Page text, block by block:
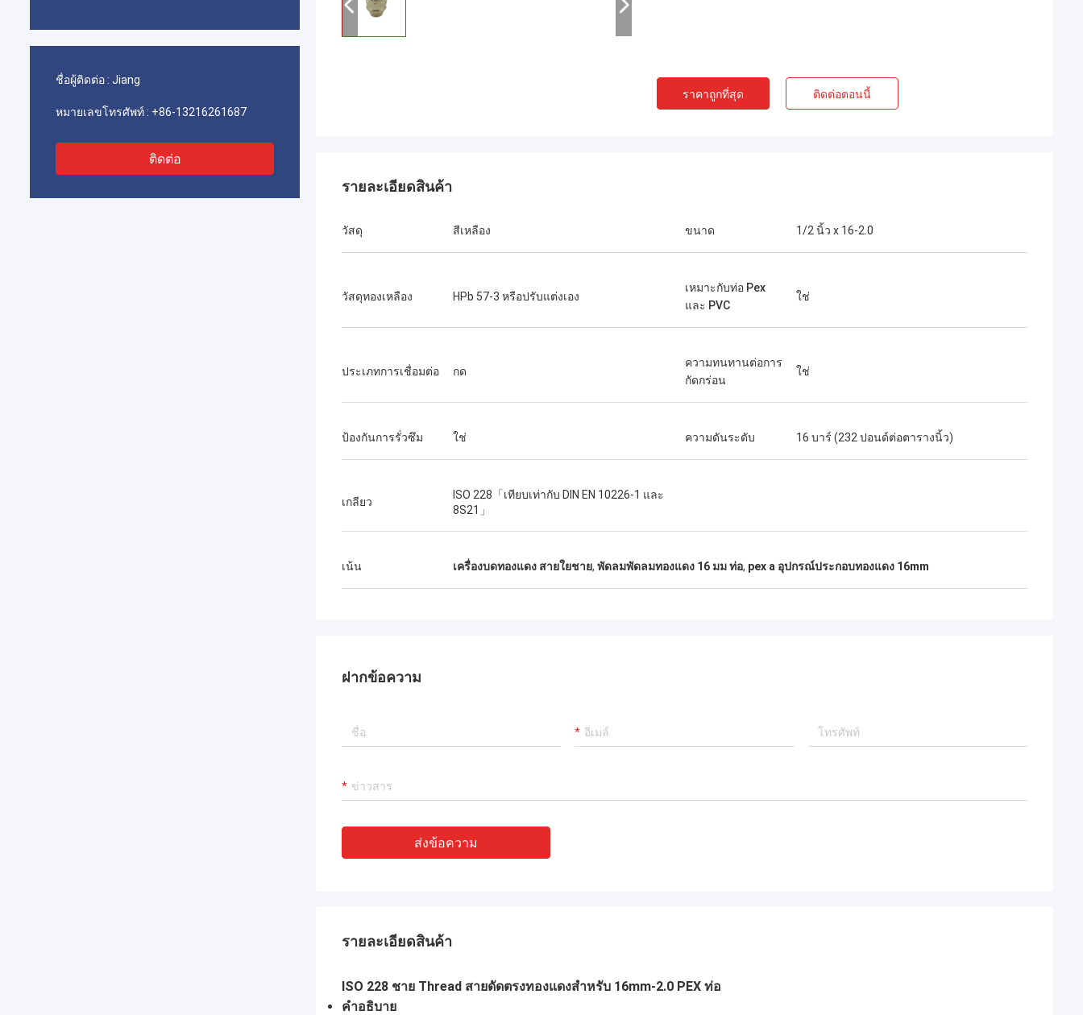
ชื่อผู้ติดต่อ : Jiang
หมายเลขโทรศัพท์ : +86-13216261687
ติดต่อ
ราคาถูกที่สุด ติดต่อตอนนี้
รายละเอียดสินค้า
วัสดุ สีเหลือง ขนาด 1/2 นิ้ว x 16-2.0
วัสดุทองเหลือง HPb 57-3 หรือปรับแต่งเอง
เหมาะกับท่อ Pex
และ PVC
ใช่
ประเภทการเชื่อมต่อ กด
ความทนทานต่อการ
กัดกร่อน
ใช่
ป้องกันการรั่วซึม ใช่ ความดันระดับ 16 บาร์ (232 ปอนด์ต่อตารางนิ้ว)
เกลียว
ISO 228「เทียบเท่ากับ DIN EN 10226-1 และ
8S21」
เน้น เครื่องบดทองแดง สายใยชาย, พัดลมพัดลมทองแดง 16 มม ท่อ, pex a อุปกรณ์ประกอบทองแดง 16mm
ฝากข้อความ
ส่งข้อความ
รายละเอียดสินค้า
ISO 228 ชาย Thread สายดัดตรงทองแดงสําหรับ 16mm-2.0 PEX ท่อ
คําอธิบาย